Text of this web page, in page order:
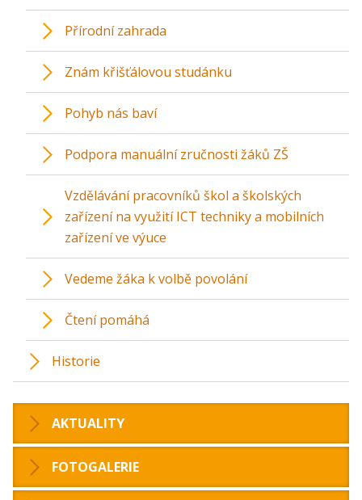
Přírodní zahrada
Znám křišťálovou studánku
Pohyb nás baví
Podpora manuální zručnosti žáků ZŠ
Vzdělávání pracovníků škol a školských
zařízení na využití ICT techniky a mobilních
zařízení ve výuce
Vedeme žáka k volbě povolání
Čtení pomáhá
Historie
AKTUALITY
FOTOGALERIE